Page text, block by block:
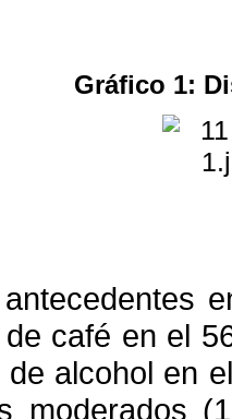
Gráfico 1:
café en el
de alcohol en
moderados